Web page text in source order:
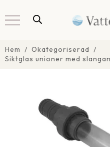
Hem
Okategoriserad
Siktglas unioner med